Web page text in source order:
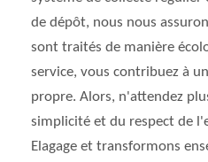
de dépôt, nous nous
sont traités de manière
service, vous contribuez à
propre. Alors, n'attendez
simplicité et du respect de
Elagage et transformons